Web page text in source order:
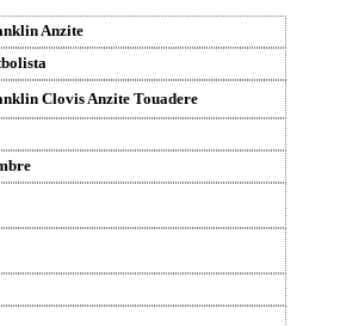
Anzite
Clovis Anzite Touadere